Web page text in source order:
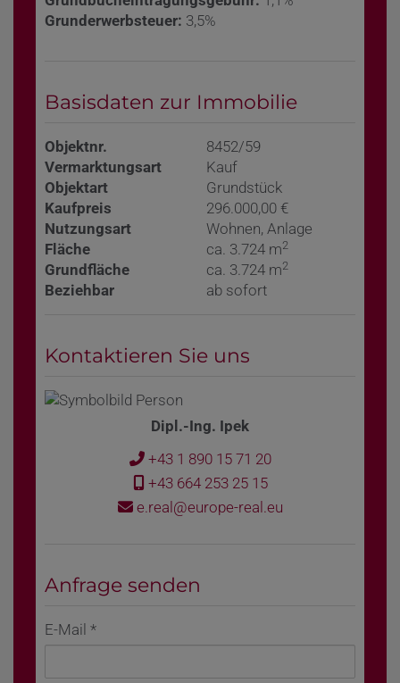
Grunderwerbsteuer: 3,5%
Basisdaten zur Immobilie
Objektnr.
8452/59
Vermarktungsart
Kauf
Objektart
Grundstück
Kaufpreis
296.000,00 €
Nutzungsart
Wohnen Anlage
Fläche
ca. 3.724 m2
Grundfläche ca. 3.724 m2
Beziehbar ab sofort
Kontaktieren Sie uns
Dipl.-Ing. Ipek
+43 1 890 15 71 20
+43 664 253 25 15
e.real@europe-real.eu
Anfrage senden
E-Mail